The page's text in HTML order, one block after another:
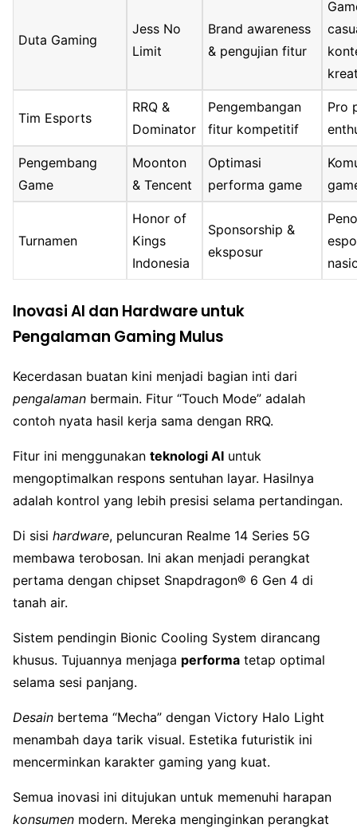
Duta Gaming
Jess No
Limit
Brand awareness
& pengujian fitur
Tim Esports
RRQ &
Dominator
Pengembangan
fitur kompetitif
Pro
Pengembang
Game
Moonton
& Tencent
Optimasi
performa game
Turnamen
Honor of
Kings
Indonesia
Sponsorship &
eksposur
Inovasi AI dan Hardware untuk
Pengalaman Gaming Mulus
Kecerdasan buatan kini menjadi bagian inti dari
pengalaman bermain. Fitur “Touch Mode” adalah
contoh nyata hasil kerja sama dengan RRQ.
Fitur ini menggunakan teknologi AI untuk
mengoptimalkan respons sentuhan layar. Hasilnya
adalah kontrol yang lebih presisi selama pertandingan.
Di sisi hardware, peluncuran Realme 14 Series 5G
membawa terobosan. Ini akan menjadi perangkat
pertama dengan chipset Snapdragon® 6 Gen 4 di
tanah air.
Sistem pendingin Bionic Cooling System dirancang
khusus. Tujuannya menjaga performa tetap optimal
selama sesi panjang.
Desain bertema “Mecha” dengan Victory Halo Light
menambah daya tarik visual. Estetika futuristik ini
mencerminkan karakter gaming yang kuat.
Semua inovasi ini ditujukan untuk memenuhi harapan
konsumen modern. Mereka menginginkan perangkat